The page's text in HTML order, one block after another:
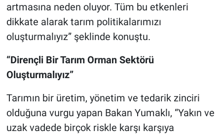
artmasına neden oluyor. Tüm bu etkenleri
dikkate alarak tarım politikalarımızı
oluşturmalıyız” şeklinde konuştu.
“Dirençli Bir Tarım Orman Sektörü
Oluşturmalıyız”
Tarımın bir üretim, yönetim ve tedarik zinciri
olduğuna vurgu yapan Bakan Yumaklı, “Yakın ve
uzak vadede birçok riskle karşı karşıya